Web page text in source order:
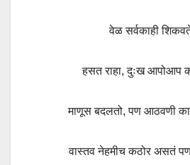
वेळ सर्वकाही
हसत राहा, दुःख आपोआप
माणूस बदलतो, पण आठवणी
वास्तव नेहमीच कठोर असतं